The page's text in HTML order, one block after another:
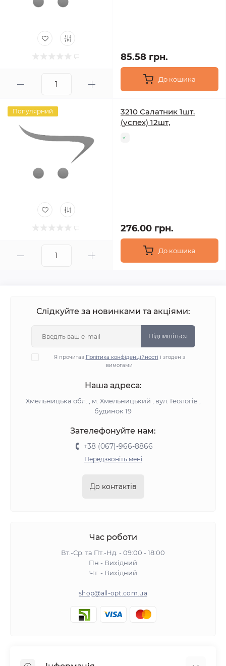
85.58 грн.
До кошика
Популярний
3210 Салатник 1шт.
(успех) 12шт,
276.00 грн.
До кошика
Слідкуйте за новинками та акціями:
Підпишіться
Я прочитав Політика конфіденційності і згоден з
вимогами
Наша адреса:
Хмельницька обл. , м. Хмельницький , вул. Геологів ,
будинок 19
Зателефонуйте нам:
+38 (067)-966-8866
Передзвоніть мені
До контактів
Час роботи
Вт.-Ср. та Пт.-Нд. - 09:00 - 18:00
Пн - Вихідний
Чт. - Вихідний
shop@all-opt.com.ua